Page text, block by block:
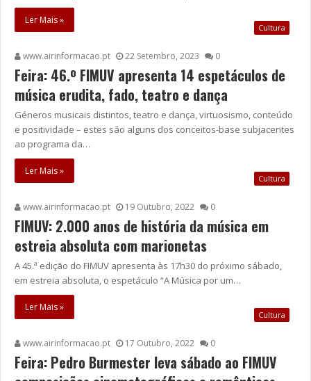
Ler Mais »
Cultura
www.airinformacao.pt 22 Setembro, 2023 0
Feira: 46.º FIMUV apresenta 14 espetáculos de
música erudita, fado, teatro e dança
Géneros musicais distintos, teatro e dança, virtuosismo, conteúdo
e positividade – estes são alguns dos conceitos-base subjacentes
ao programa da…
Ler Mais »
Cultura
www.airinformacao.pt 19 Outubro, 2022 0
FIMUV: 2.000 anos de história da música em
estreia absoluta com marionetas
A 45.ª edição do FIMUV apresenta às 17h30 do próximo sábado,
em estreia absoluta, o espetáculo “A Música por um…
Ler Mais »
Cultura
www.airinformacao.pt 17 Outubro, 2022 0
Feira: Pedro Burmester leva sábado ao FIMUV